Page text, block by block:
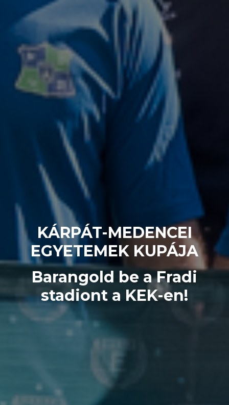
KÁRPÁT-MEDENCEI
EGYETEMEK KUPÁJA
Barangold be a Fradi
stadiont a KEK-en!